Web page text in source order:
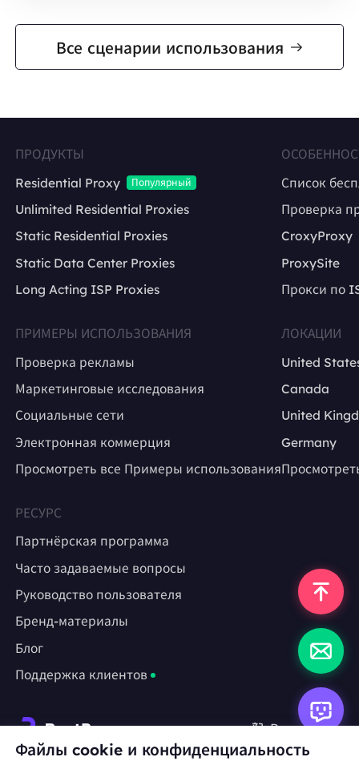
Все сценарии использования
ПРОДУКТЫ
Residential Proxy
Популярный
Unlimited Residential Proxies
Static Residential Proxies
Static Data Center Proxies
Long Acting ISP Proxies
Список
Проверка
CroxyProxy
ProxySite
Прокси по
ПРИМЕРЫ ИСПОЛЬЗОВАНИЯ
Проверка рекламы
Маркетинговые исследования
Социальные сети
Электронная коммерция
Просмотреть все Примеры использования
ЛОКАЦИИ
United
Canada
United
Germany
РЕСУРС
Партнёрская программа
Часто задаваемые вопросы
Руководство пользователя
Бренд-материалы
Блог
Поддержка клиентов
Русский
Файлы cookie и конфиденциальность